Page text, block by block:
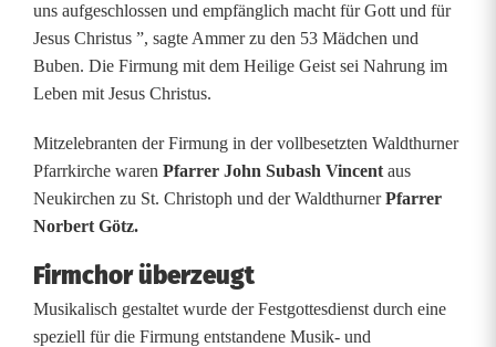
uns aufgeschlossen und empfänglich macht für Gott und für
Jesus Christus ”, sagte Ammer zu den 53 Mädchen und
Buben. Die Firmung mit dem Heilige Geist sei Nahrung im
Leben mit Jesus Christus.
Mitzelebranten der Firmung in der vollbesetzten Waldthurner
Pfarrkirche waren Pfarrer John Subash Vincent aus
Neukirchen zu St. Christoph und der WaldthurnerPfarrer
Norbert Götz.
Firmchor überzeugt
Musikalisch gestaltet wurde der Festgottesdienst durch eine
speziell für die Firmung entstandene Musik- und